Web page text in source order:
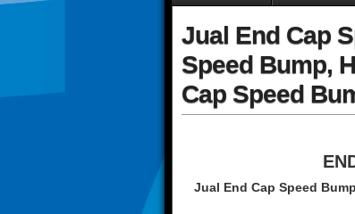
Jual End Cap
Speed Bump,
Cap Speed
Jual End Cap Speed